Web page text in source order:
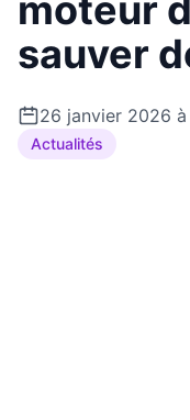
moteur
sauver
26 janvier 2026 à
Actualités